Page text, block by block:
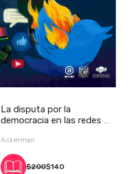
La disputa por la
democracia en las redes y
Ackerman
$200$140